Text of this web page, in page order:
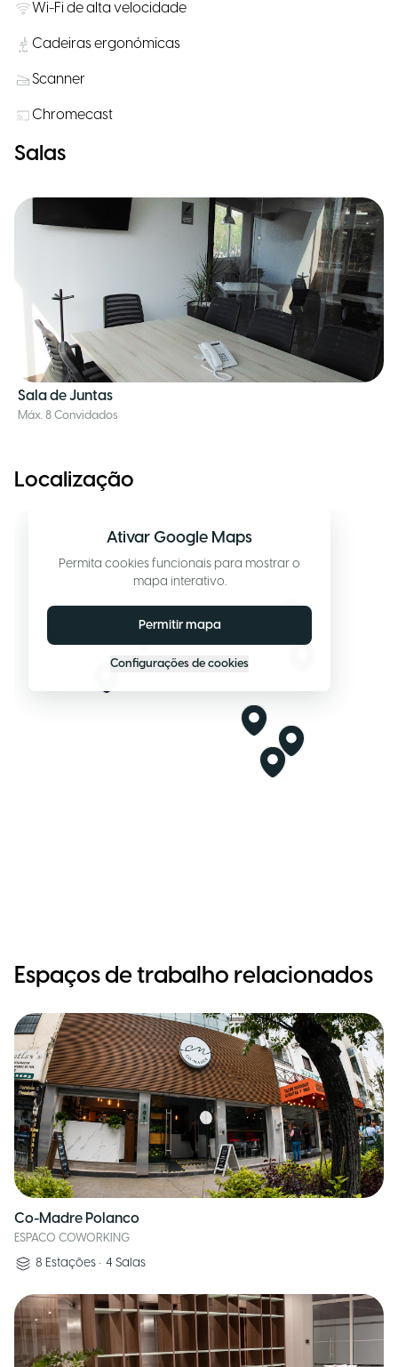
Wi-Fi de alta velocidade
Cadeiras ergonómicas
Scanner
Chromecast
Salas
Sala de Juntas
Máx. 8 Convidados
Localização
Ativar Google Maps
Permita cookies funcionais para mostrar o
mapa interativo.
Permitir mapa
Configurações de cookies
Espaços de trabalho relacionados
Co-Madre Polanco
ESPACO COWORKING
8 Estações • 4 Salas